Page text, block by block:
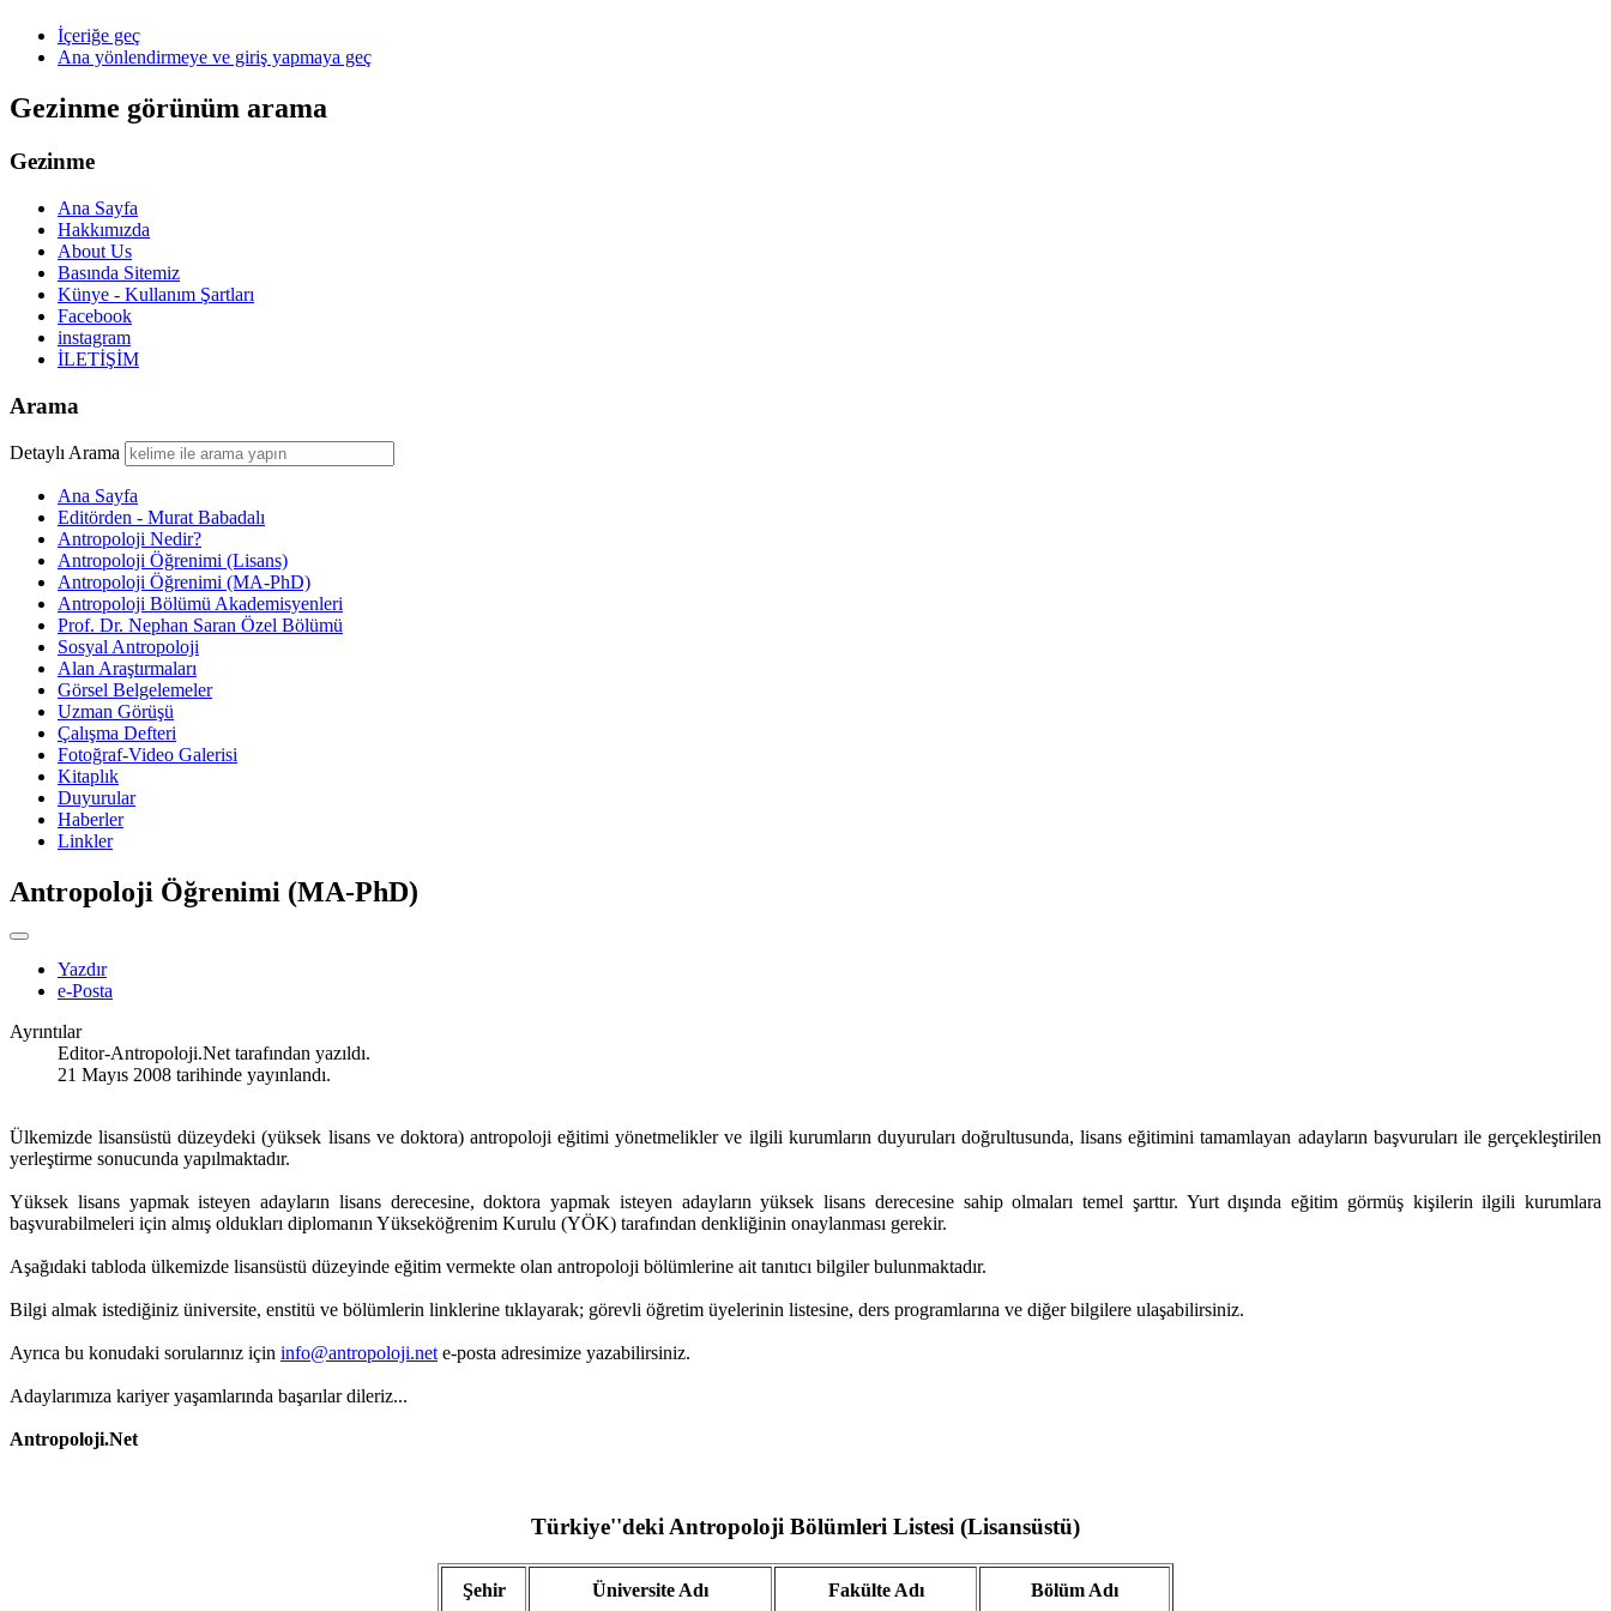
İçeriğe geç
Ana yönlendirmeye ve giriş yapmaya geç
Gezinme görünüm arama
Gezinme
Ana Sayfa
Hakkımızda
About Us
Basında Sitemiz
Künye - Kullanım Şartları
Facebook
instagram
İLETİŞİM
Arama
Detaylı Arama
Ana Sayfa
Editörden - Murat Babadalı
Antropoloji Nedir?
Antropoloji Öğrenimi (Lisans)
Antropoloji Öğrenimi (MA-PhD)
Antropoloji Bölümü Akademisyenleri
Prof. Dr. Nephan Saran Özel Bölümü
Sosyal Antropoloji
Alan Araştırmaları
Görsel Belgelemeler
Uzman Görüşü
Çalışma Defteri
Fotoğraf-Video Galerisi
Kitaplık
Duyurular
Haberler
Linkler
Antropoloji Öğrenimi (MA-PhD)
Yazdır
e-Posta
Ayrıntılar
Editor-Antropoloji.Net tarafından yazıldı.
21 Mayıs 2008 tarihinde yayınlandı.
Ülkemizde lisansüstü düzeydeki (yüksek lisans ve doktora) antropoloji eğitimi yönetmelikler ve ilgili kurumların duyuruları doğrultusunda, lisans eğitimini tamamlayan adayların başvuruları ile gerçekleştirilen
yerleştirme sonucunda yapılmaktadır.
Yüksek lisans yapmak isteyen adayların lisans derecesine, doktora yapmak isteyen adayların yüksek lisans derecesine sahip olmaları temel şarttır. Yurt dışında eğitim görmüş kişilerin ilgili kurumlara
başvurabilmeleri için almış oldukları diplomanın Yükseköğrenim Kurulu (YÖK) tarafından denkliğinin onaylanması gerekir.
Aşağıdaki tabloda ülkemizde lisansüstü düzeyinde eğitim vermekte olan antropoloji bölümlerine ait tanıtıcı bilgiler bulunmaktadır.
Bilgi almak istediğiniz üniversite, enstitü ve bölümlerin linklerine tıklayarak; görevli öğretim üyelerinin listesine, ders programlarına ve diğer bilgilere ulaşabilirsiniz.
Ayrıca bu konudaki sorularınız için info@antropoloji.net e-posta adresimize yazabilirsiniz.
Adaylarımıza kariyer yaşamlarında başarılar dileriz...
Antropoloji.Net
Türkiye''deki Antropoloji Bölümleri Listesi (Lisansüstü)
Şehir Üniversite Adı Fakülte Adı Bölüm Adı